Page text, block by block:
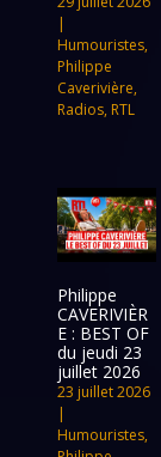
|
Humouristes,
Philippe
Caverivière,
Radios, RTL
Philippe
CAVERIVIÈR
E : BEST OF
du jeudi 23
juillet 2026
23 juillet 2026
|
Humouristes,